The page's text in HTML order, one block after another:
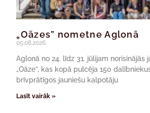
„Oāzes” nometne Aglonā
05.08.2026.
Aglonā no 24. līdz 31. jūlijam norisinājās
„Oāze”, kas kopā pulcēja 150
brīvprātīgos jauniešu kalpotāju
Lasīt vairāk »